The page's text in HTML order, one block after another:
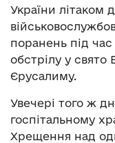
України літаком
поранень під
обстрілу у
Єрусалиму.
Увечері того ж
госпітальному
Хрещення над